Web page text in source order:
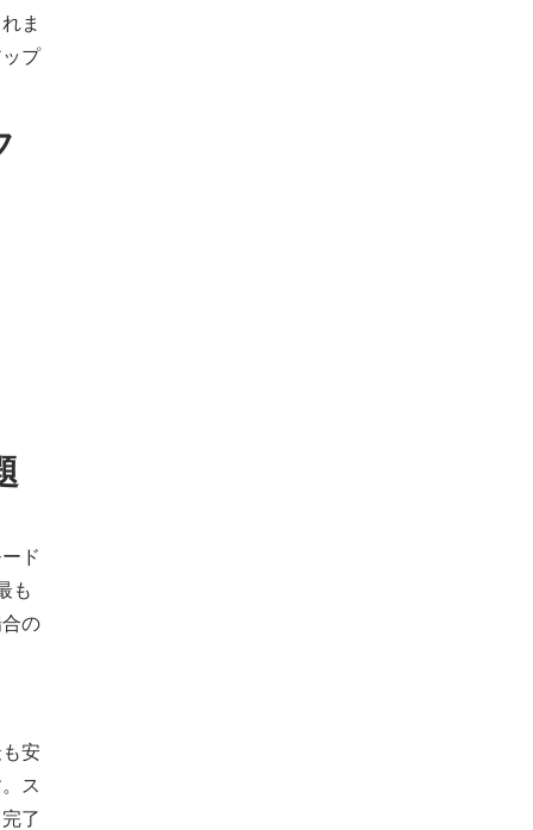
ま
プ
ド
も
の
安
ス
了